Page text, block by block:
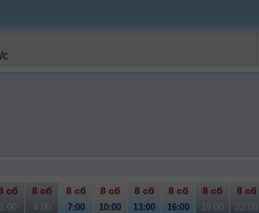
с
сб 8 сб 8 сб 8 сб 8 сб 8 сб 8 сб 8 сб
1:00 4:00 7:00 10:00 13:00 16:00 19:00 22:00